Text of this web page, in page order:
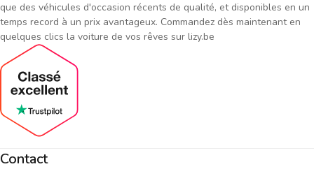
que des véhicules d'occasion récents de qualité, et disponibles en un
temps record à un prix avantageux. Commandez dès maintenant en
quelques clics la voiture de vos rêves sur lizy.be
Contact